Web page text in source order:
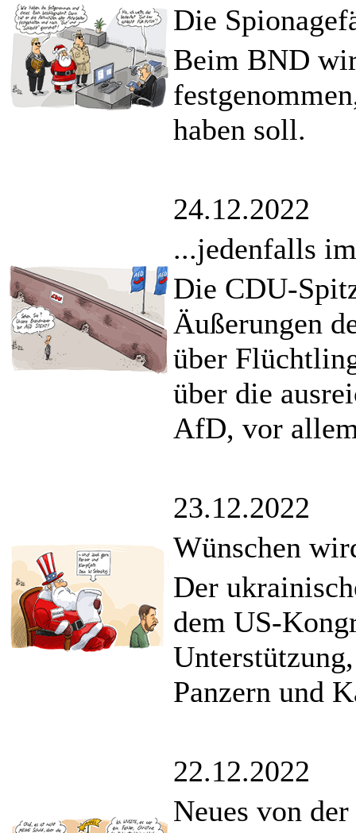
Die
Beim BND
haben soll.
24.12.2022
...jedenfalls
Die CDU-
Äußerungen
über
über die
AfD, vor
23.12.2022
Wünschen
Der
dem US-
Panzern und
22.12.2022
Neues von